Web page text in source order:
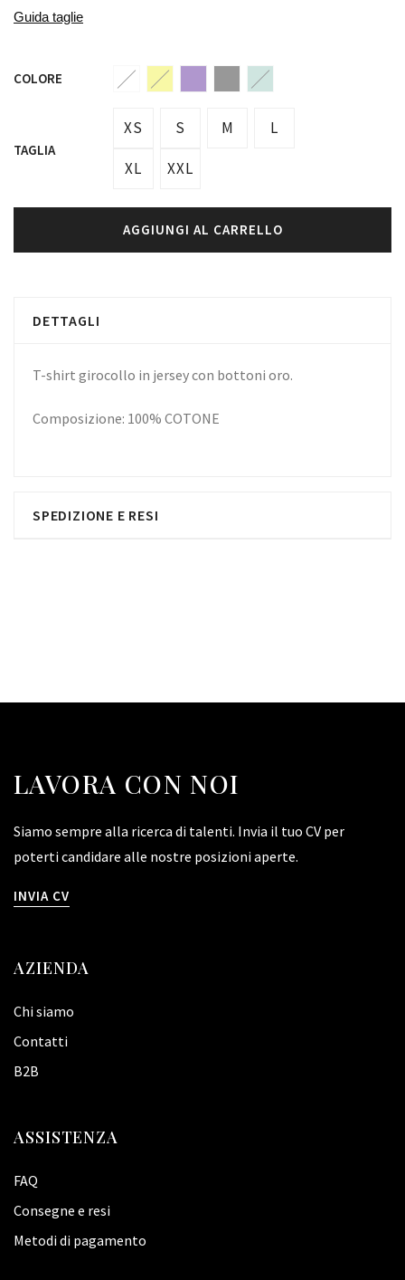
Guida taglie
COLORE
TAGLIA
XS S M L
XL XXL
AGGIUNGI AL CARRELLO
DETTAGLI
T-shirt girocollo in jersey con bottoni oro.
Composizione: 100% COTONE
SPEDIZIONE E RESI
LAVORA CON NOI
Siamo sempre alla ricerca di talenti. Invia il tuo CV per
poterti candidare alle nostre posizioni aperte.
INVIA CV
AZIENDA
Chi siamo
Contatti
B2B
ASSISTENZA
FAQ
Consegne e resi
Metodi di pagamento